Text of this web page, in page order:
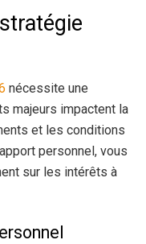
nécessite une
majeurs impactent la
et les conditions
personnel, vous
sur les intérêts à